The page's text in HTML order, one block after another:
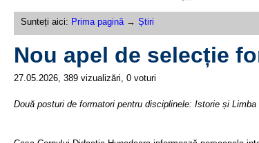
Sunteți aici: Prima pagină→ Știri
Nou apel de selecție
27.05.2026, 389 vizualizări, 0 voturi
Două posturi de formatori pentru disciplinele: Istorie și